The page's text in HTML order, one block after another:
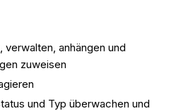
verwalten, anhängen und
zuweisen
und Typ überwachen und